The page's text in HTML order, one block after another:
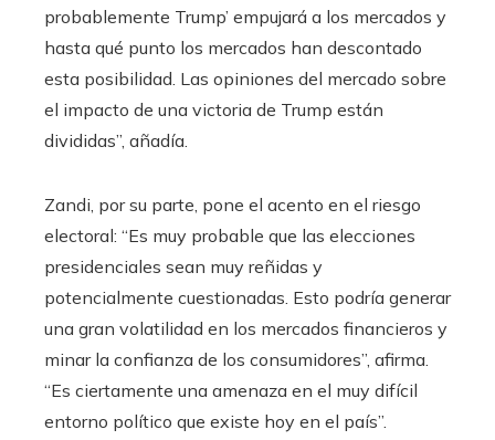
probablemente Trump’ empujará a los mercados y
hasta qué punto los mercados han descontado
esta posibilidad. Las opiniones del mercado sobre
el impacto de una victoria de Trump están
divididas”, añadía.
Zandi, por su parte, pone el acento en el riesgo
electoral: “Es muy probable que las elecciones
presidenciales sean muy reñidas y
potencialmente cuestionadas. Esto podría generar
una gran volatilidad en los mercados financieros y
minar la confianza de los consumidores”, afirma.
“Es ciertamente una amenaza en el muy difícil
entorno político que existe hoy en el país”.